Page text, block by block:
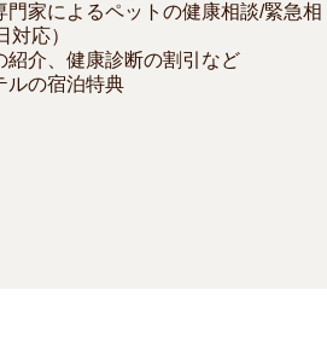
門家によるペットの健康相談/緊急相
対応）
紹介、健康診断の割引など
ルの宿泊特典